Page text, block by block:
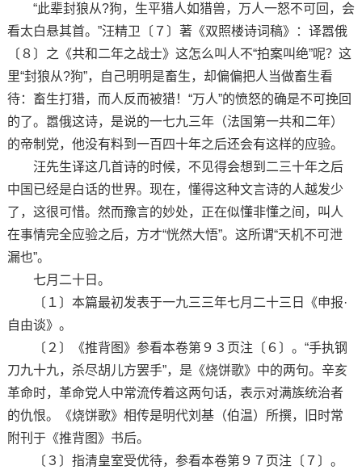
“此辈封狼从?狗，生平猎人如猎兽，万人一怒不可回，会
看太白悬其首。”汪精卫〔７〕著《双照楼诗词稿》：译嚣俄
〔８〕之《共和二年之战士》这怎么叫人不“拍案叫绝”呢？这
里“封狼从?狗”，自己明明是畜生，却偏偏把人当做畜生看
待：畜生打猎，而人反而被猎！“万人”的愤怒的确是不可挽回
的了。嚣俄这诗，是说的一七九三年（法国第一共和二年）
的帝制党，他没有料到一百四十年之后还会有这样的应验。
汪先生译这几首诗的时候，不见得会想到二三十年之后
中国已经是白话的世界。现在，懂得这种文言诗的人越发少
了，这很可惜。然而豫言的妙处，正在似懂非懂之间，叫人
在事情完全应验之后，方才“恍然大悟”。这所谓“天机不可泄
漏也”。
七月二十日。
〔１〕本篇最初发表于一九三三年七月二十三日《申报·
自由谈》。
〔２〕《推背图》参看本卷第９３页注〔６〕。“手执钢
刀九十九，杀尽胡儿方罢手”，是《烧饼歌》中的两句。辛亥
革命时，革命党人中常流传着这两句话，表示对满族统治者
的仇恨。《烧饼歌》相传是明代刘基（伯温）所撰，旧时常
附刊于《推背图》书后。
〔３〕指清皇室受优待，参看本卷第９７页注〔７〕。